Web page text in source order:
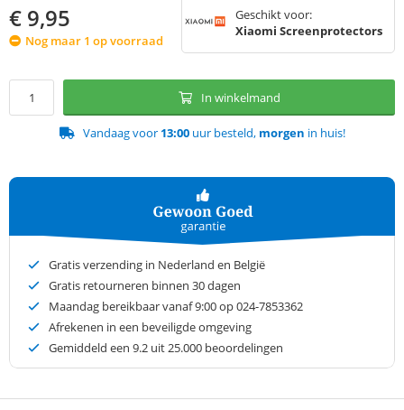
€ 9,95
Nog maar 1 op voorraad
Geschikt voor:
Xiaomi Screenprotectors
In winkelmand
Vandaag voor 13:00uur besteld, morgen in huis!
Gratis verzending in Nederland en België
Gratis retourneren binnen 30 dagen
Maandag bereikbaar vanaf 9:00 op 024-7853362
Afrekenen in een beveiligde omgeving
Gemiddeld een 9.2 uit 25.000 beoordelingen